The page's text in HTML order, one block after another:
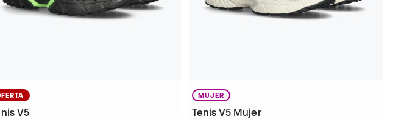
V5
MUJER
Tenis V5 Mujer